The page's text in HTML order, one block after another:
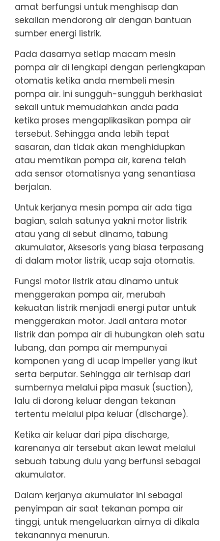
amat berfungsi untuk menghisap dan
sekalian mendorong air dengan bantuan
sumber energi listrik.
Pada dasarnya setiap macam mesin
pompa air di lengkapi dengan perlengkapan
otomatis ketika anda membeli mesin
pompa air. ini sungguh-sungguh berkhasiat
sekali untuk memudahkan anda pada
ketika proses mengaplikasikan pompa air
tersebut. Sehingga anda lebih tepat
sasaran, dan tidak akan menghidupkan
atau memtikan pompa air, karena telah
ada sensor otomatisnya yang senantiasa
berjalan.
Untuk kerjanya mesin pompa air ada tiga
bagian, salah satunya yakni motor listrik
atau yang di sebut dinamo, tabung
akumulator, Aksesoris yang biasa terpasang
di dalam motor listrik, ucap saja otomatis.
Fungsi motor listrik atau dinamo untuk
menggerakan pompa air, merubah
kekuatan listrik menjadi energi putar untuk
menggerakan motor. Jadi antara motor
listrik dan pompa air di hubungkan oleh satu
lubang, dan pompa air mempunyai
komponen yang di ucap impeller yang ikut
serta berputar. Sehingga air terhisap dari
sumbernya melalui pipa masuk (suction),
lalu di dorong keluar dengan tekanan
tertentu melalui pipa keluar (discharge).
Ketika air keluar dari pipa discharge,
karenanya air tersebut akan lewat melalui
sebuah tabung dulu yang berfunsi sebagai
akumulator.
Dalam kerjanya akumulator ini sebagai
penyimpan air saat tekanan pompa air
tinggi, untuk mengeluarkan airnya di dikala
tekanannya menurun.